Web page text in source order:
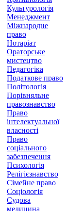
Культурологія
Менеджмент
Міжнародне
право
Нотаріат
Ораторське
мистецтво
Педагогіка
Податкове право
Політологія
Порівняльне
правознавство
Право
інтелектуальної
власності
Право
соціального
забезпечення
Психологія
Релігієзнавство
Сімейне право
Соціологія
Судова
медицина